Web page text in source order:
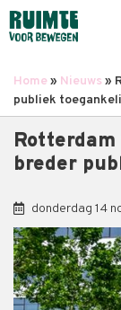
Overslaan
en
inhoud
gaan
Kruimelpad
Home Nieuws
publiek
breder
donderdag 14